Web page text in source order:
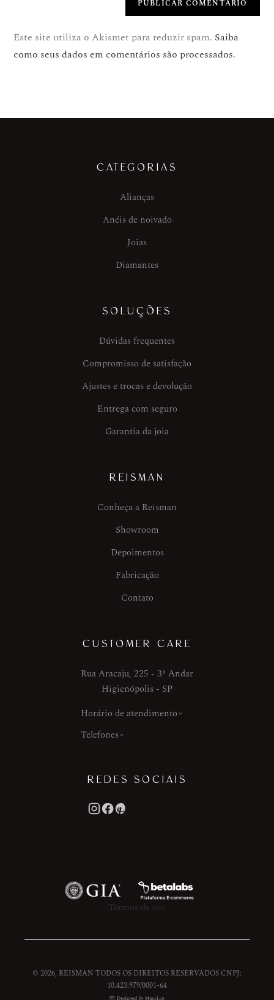
Este site utiliza o Akismet para reduzir spam. Saiba
como seus dados em comentários são processados.
CATEGORIAS
Alianças
Anéis de noivado
Joias
Diamantes
SOLUÇÕES
Dúvidas frequentes
Compromisso de satisfação
Ajustes e trocas e devolução
Entrega com seguro
Garantia da joia
REISMAN
Conheça a Reisman
Showroom
Depoimentos
Fabricação
Contato
CUSTOMER CARE
Rua Aracaju, 225 - 3º Andar
Higienópolis - SP
Horário de atendimento
Telefones
REDES SOCIAIS
Termos de uso
© 2026, REISMAN TODOS OS DIREITOS RESERVADOS CNPJ:
10.423.979/0001-64